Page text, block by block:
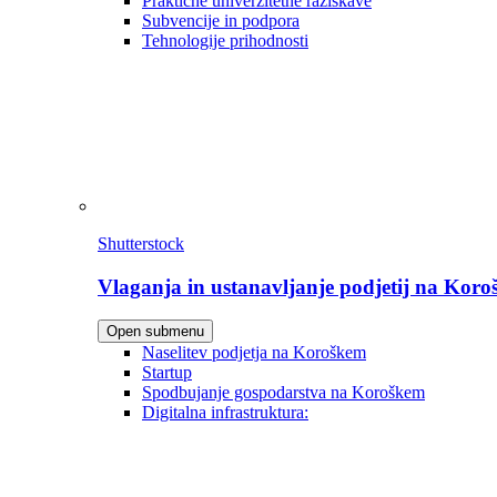
Subvencije in podpora
Tehnologije prihodnosti
Shutterstock
Vlaganja in ustanavljanje podjetij na
Open submenu
Naselitev podjetja na Koroškem
Startup
Spodbujanje gospodarstva na Koroškem
Digitalna infrastruktura: